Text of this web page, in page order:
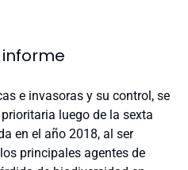
e invasoras y su control, se
luego de la sexta
en el año 2018, al ser
principales agentes de